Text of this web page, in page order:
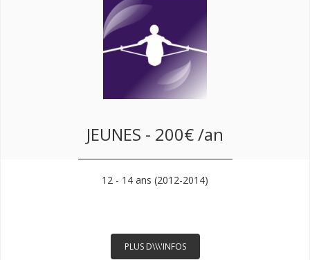
JEUNES - 200€ /an
12 - 14 ans (2012-2014)
PLUS D\\\'INFOS